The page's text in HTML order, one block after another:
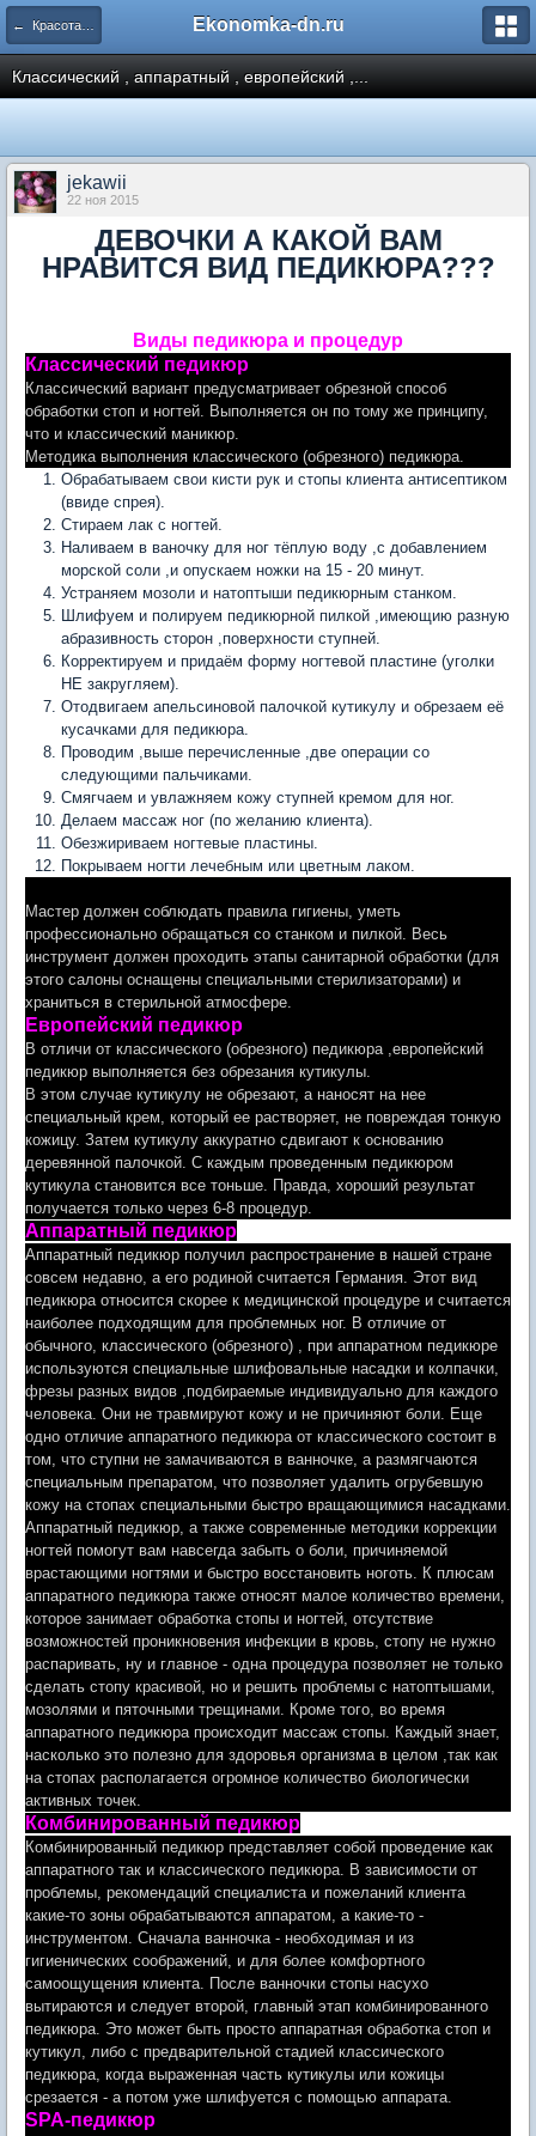
← Красота и уход, макияж, прически, мода, стиль Ekonomka-dn.ru
Классический , аппаратный , европейский ,...
jekawii
22 ноя 2015
ДЕВОЧКИ А КАКОЙ ВАМ
НРАВИТСЯ ВИД ПЕДИКЮРА???
Виды педикюра и процедур
Классический педикюр
Классический вариант предусматривает обрезной способ
обработки стоп и ногтей. Выполняется он по тому же принципу,
что и классический маникюр.
Методика выполнения классического (обрезного) педикюра.
Обрабатываем свои кисти рук и стопы клиента антисептиком
(ввиде спрея).
Стираем лак с ногтей.
Наливаем в ваночку для ног тёплую воду ,с добавлением
морской соли ,и опускаем ножки на 15 - 20 минут.
Устраняем мозоли и натоптыши педикюрным станком.
Шлифуем и полируем педикюрной пилкой ,имеющию разную
абразивность сторон ,поверхности ступней.
Корректируем и придаём форму ногтевой пластине (уголки
НЕ закругляем).
Отодвигаем апельсиновой палочкой кутикулу и обрезаем её
кусачками для педикюра.
Проводим ,выше перечисленные ,две операции со
следующими пальчиками.
Смягчаем и увлажняем кожу ступней кремом для ног.
Делаем массаж ног (по желанию клиента).
Обезжириваем ногтевые пластины.
Покрываем ногти лечебным или цветным лаком.
Мастер должен соблюдать правила гигиены, уметь
профессионально обращаться со станком и пилкой. Весь
инструмент должен проходить этапы санитарной обработки (для
этого салоны оснащены специальными стерилизаторами) и
храниться в стерильной атмосфере.
Европейский педикюр
В отличи от классического (обрезного) педикюра ,европейский
педикюр выполняется без обрезания кутикулы.
В этом случае кутикулу не обрезают, а наносят на нее
специальный крем, который ее растворяет, не повреждая тонкую
кожицу. Затем кутикулу аккуратно сдвигают к основанию
деревянной палочкой. С каждым проведенным педикюром
кутикула становится все тоньше. Правда, хороший результат
получается только через 6-8 процедур.
Аппаратный педикюр
Аппаратный педикюр получил распространение в нашей стране
совсем недавно, а его родиной считается Германия. Этот вид
педикюра относится скорее к медицинской процедуре и считается
наиболее подходящим для проблемных ног. В отличие от
обычного, классического (обрезного) , при аппаратном педикюре
используются специальные шлифовальные насадки и колпачки,
фрезы разных видов ,подбираемые индивидуально для каждого
человека. Они не травмируют кожу и не причиняют боли. Еще
одно отличие аппаратного педикюра от классического состоит в
том, что ступни не замачиваются в ванночке, а размягчаются
специальным препаратом, что позволяет удалить огрубевшую
кожу на стопах специальными быстро вращающимися насадками.
Аппаратный педикюр, а также современные методики коррекции
ногтей помогут вам навсегда забыть о боли, причиняемой
врастающими ногтями и быстро восстановить ноготь. К плюсам
аппаратного педикюра также относят малое количество времени,
которое занимает обработка стопы и ногтей, отсутствие
возможностей проникновения инфекции в кровь, стопу не нужно
распаривать, ну и главное - одна процедура позволяет не только
сделать стопу красивой, но и решить проблемы с натоптышами,
мозолями и пяточными трещинами. Кроме того, во время
аппаратного педикюра происходит массаж стопы. Каждый знает,
насколько это полезно для здоровья организма в целом ,так как
на стопах располагается огромное количество биологически
активных точек.
Комбинированный педикюр
Комбинированный педикюр представляет собой проведение как
аппаратного так и классического педикюра. В зависимости от
проблемы, рекомендаций специалиста и пожеланий клиента
какие-то зоны обрабатываются аппаратом, а какие-то -
инструментом. Сначала ванночка - необходимая и из
гигиенических соображений, и для более комфортного
самоощущения клиента. После ванночки стопы насухо
вытираются и следует второй, главный этап комбинированного
педикюра. Это может быть просто аппаратная обработка стоп и
кутикул, либо с предварительной стадией классического
педикюра, когда выраженная часть кутикулы или кожицы
срезается - а потом уже шлифуется с помощью аппарата.
SPA-педикюр